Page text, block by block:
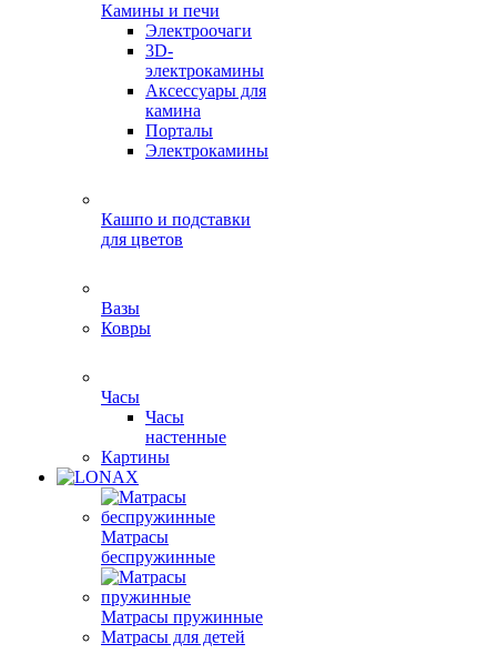
Камины и печи
Электроочаги
3D-
электрокамины
Аксессуары для
камина
Порталы
Электрокамины
Кашпо и подставки
для цветов
Вазы
Ковры
Часы
Часы
настенные
Картины
Матрасы
беспружинные
Матрасы пружинные
Матрасы для детей